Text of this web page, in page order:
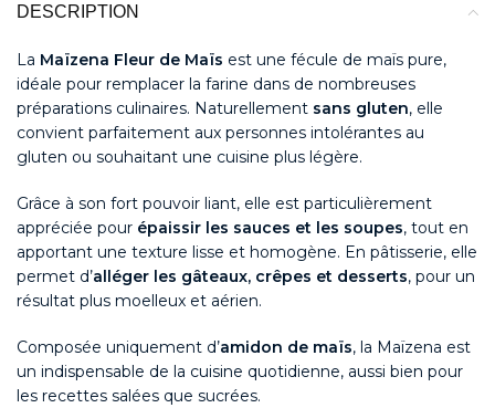
DESCRIPTION
La Maïzena Fleur de Maïs est une fécule de maïs pure,
idéale pour remplacer la farine dans de nombreuses
préparations culinaires. Naturellement sans gluten, elle
convient parfaitement aux personnes intolérantes au
gluten ou souhaitant une cuisine plus légère.
Grâce à son fort pouvoir liant, elle est particulièrement
appréciée pour épaissir les sauces et les soupes, tout en
apportant une texture lisse et homogène. En pâtisserie, elle
permet d’alléger les gâteaux, crêpes et desserts, pour un
résultat plus moelleux et aérien.
Composée uniquement d’amidon de maïs, la Maïzena est
un indispensable de la cuisine quotidienne, aussi bien pour
les recettes salées que sucrées.